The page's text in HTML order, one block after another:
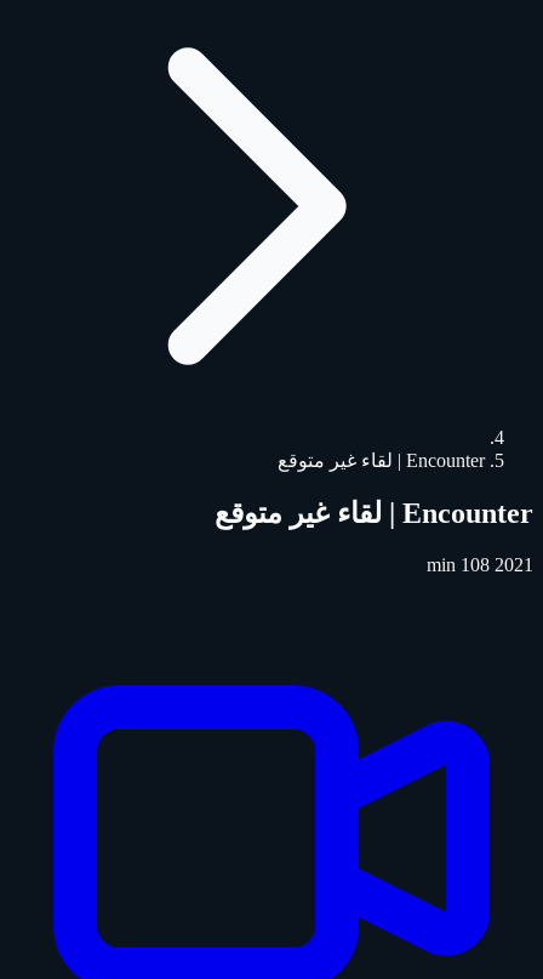
Encounter | لقاء غير متوقع
Encounter | لقاء غير متوقع
2021
108 min